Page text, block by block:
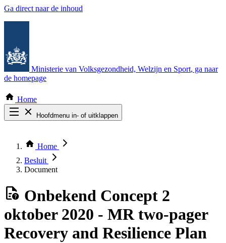
Ga direct naar de inhoud
Ministerie van Volksgezondheid, Welzijn en Sport, ga naar
de homepage
Home
Hoofdmenu in- of uitklappen
Thema COVID-19
Bekijk per bestuursorgaan
Home
Besluit
Document
Onbekend Concept 2
oktober 2020 - MR two-pager
Recovery and Resilience Plan